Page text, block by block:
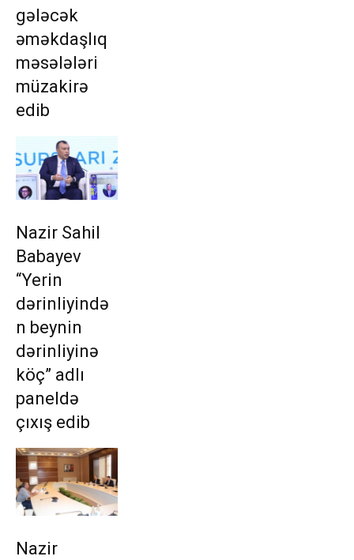
gələcək
əməkdaşlıq
məsələləri
müzakirə
edib
Nazir Sahil
Babayev
“Yerin
dərinliyində
n beynin
dərinliyinə
köç” adlı
paneldə
çıxış edib
Nazir